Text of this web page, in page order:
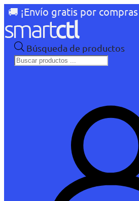
🚚 ¡Envío gratis por
Búsqueda de productos